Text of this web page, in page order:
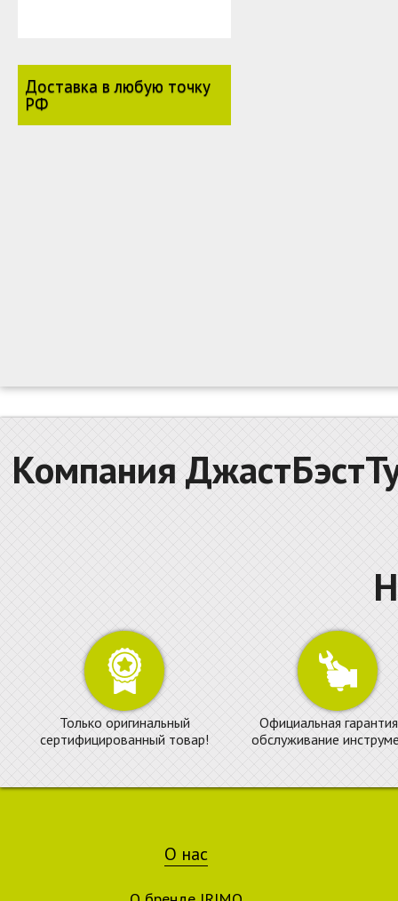
Доставка в любую точку
РФ
Компания
Только оригинальный
сертифицированный товар!
Официальная
обслуживание
О нас